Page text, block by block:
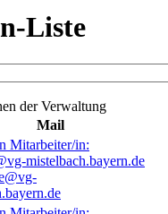
Liste
der Verwaltung
Mail